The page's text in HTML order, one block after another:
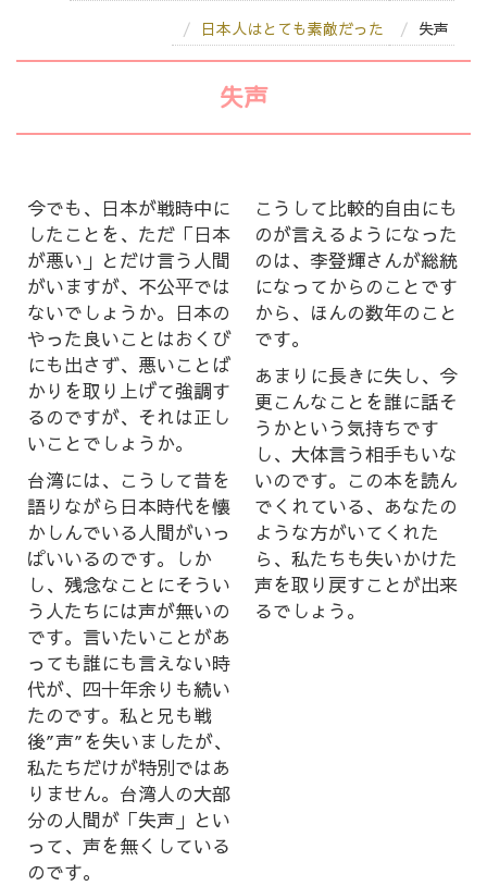
日本人はとても素敵だった 失声
失声
今でも、日本が戦時中に
したことを、ただ「日本
が悪い」とだけ言う人間
がいますが、不公平では
ないでしょうか。日本の
やった良いことはおくび
にも出さず、悪いことば
かりを取り上げて強調す
るのですが、それは正し
いことでしょうか。
台湾には、こうして昔を
語りながら日本時代を懐
かしんでいる人間がいっ
ぱいいるのです。しか
し、残念なことにそうい
う人たちには声が無いの
です。言いたいことがあ
っても誰にも言えない時
代が、四十年余りも続い
たのです。私と兄も戦
後″声″を失いましたが、
私たちだけが特別ではあ
りません。台湾人の大部
分の人間が「失声」とい
って、声を無くしている
のです。
こうして比較的自由にも
のが言えるようになった
のは、李登輝さんが総統
になってからのことです
から、ほんの数年のこと
です。
あまりに長きに失し、今
更こんなことを誰に話そ
うかという気持ちです
し、大体言う相手もいな
いのです。この本を読ん
でくれている、あなたの
ような方がいてくれた
ら、私たちも失いかけた
声を取り戻すことが出来
るでしょう。